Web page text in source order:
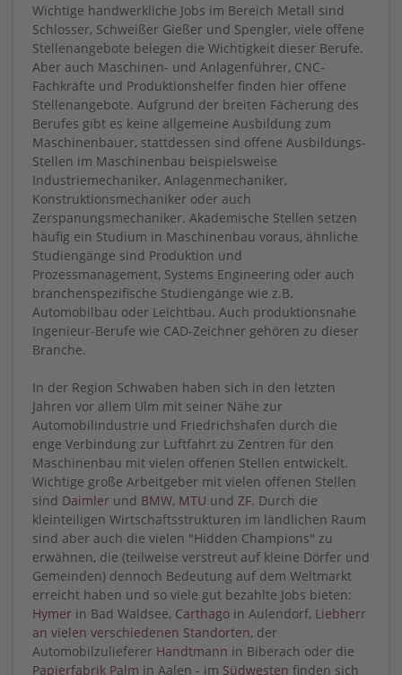
Wichtige handwerkliche Jobs im Bereich Metall sind
Schlosser, Schweißer Gießer und Spengler, viele offene
Stellenangebote belegen die Wichtigkeit dieser Berufe.
Aber auch Maschinen- und Anlagenführer, CNC-
Fachkräfte und Produktionshelfer finden hier offene
Stellenangebote. Aufgrund der breiten Fächerung des
Berufes gibt es keine allgemeine Ausbildung zum
Maschinenbauer, stattdessen sind offene Ausbildungs-
Stellen im Maschinenbau beispielsweise
Industriemechaniker, Anlagenmechaniker,
Konstruktionsmechaniker oder auch
Zerspanungsmechaniker. Akademische Stellen setzen
häufig ein Studium in Maschinenbau voraus, ähnliche
Studiengänge sind Produktion und
Prozessmanagement, Systems Engineering oder auch
branchenspezifische Studiengänge wie z.B.
Automobilbau oder Leichtbau. Auch produktionsnahe
Ingenieur-Berufe wie CAD-Zeichner gehören zu dieser
Branche.
In der Region Schwaben haben sich in den letzten
Jahren vor allem Ulm mit seiner Nähe zur
Automobilindustrie und Friedrichshafen durch die
enge Verbindung zur Luftfahrt zu Zentren für den
Maschinenbau mit vielen offenen Stellen entwickelt.
Wichtige große Arbeitgeber mit vielen offenen Stellen
sind Daimler und BMW, MTU und ZF. Durch die
kleinteiligen Wirtschaftsstrukturen im ländlichen Raum
sind aber auch die vielen "Hidden Champions" zu
erwähnen, die (teilweise verstreut auf kleine Dörfer und
Gemeinden) dennoch Bedeutung auf dem Weltmarkt
erreicht haben und so viele gut bezahlte Jobs bieten:
Hymer in Bad Waldsee, Carthago in Aulendorf, Liebherr
an vielen verschiedenen Standorten, der
Automobilzulieferer Handtmann in Biberach oder die
Papierfabrik Palm in Aalen - im Südwesten finden sich